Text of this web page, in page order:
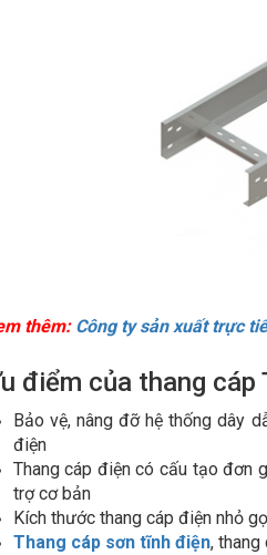
thêm: Công ty sản xuất trực
điểm của thang cáp
Bảo vệ, nâng đỡ hệ thống dây
điện
Thang cáp điện có cấu tạo đơn
trợ cơ bản
Kích thước thang cáp điện nhỏ
Thang cáp sơn tĩnh điện,